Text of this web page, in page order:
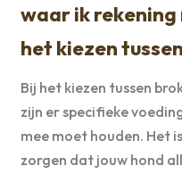
waar ik rekening
het kiezen
Bij het kiezen tussen
zijn er specifieke
mee moet houden. Het
zorgen dat jouw hond